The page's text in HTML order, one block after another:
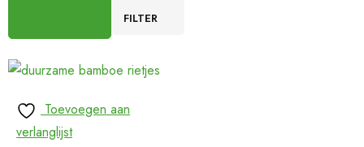
FILTER
Toevoegen aan
verlanglijst